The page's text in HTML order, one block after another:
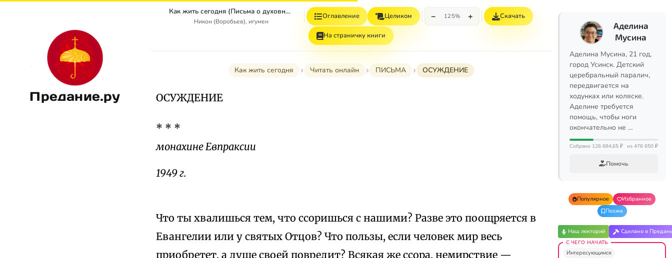
Предание.ру
Как жить сегодня (Письма о духовной жизни)
Никон (Воробьев), игумен
Оглавление Целиком − 125% + Скачать
На страничку книги
Как жить сегодня Читать онлайн ПИСЬМА ОСУЖДЕНИЕ
ОСУЖДЕНИЕ
* * *
монахине Евпраксии
1949 г.
Что ты хвалишься тем, что ссоришься с нашими? Разве это поощряется в
Евангелии или у святых Отцов? Что пользы, если человек мир весь
приобретет, а душе своей повредит? Всякая же ссора, немирствие —
Аделина
Мусина
Аделина Мусина, 21 год,
город Усинск. Детский
церебральный паралич,
передвигается на
ходунках или коляске.
Аделине требуется
помощь, чтобы ноги
окончательно не …
Собрано 126 684,65 ₽ из 476 650 ₽
Помочь
Популярное
Избранное
Позже
Наш лекторий Сделано в
С ЧЕГО НАЧАТЬ
Интересующимся